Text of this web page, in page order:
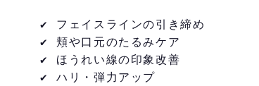
✔ フェイスラインの引き締め
✔ 頬や口元のたるみケア
✔ ほうれい線の印象改善
✔ ハリ・弾力アップ